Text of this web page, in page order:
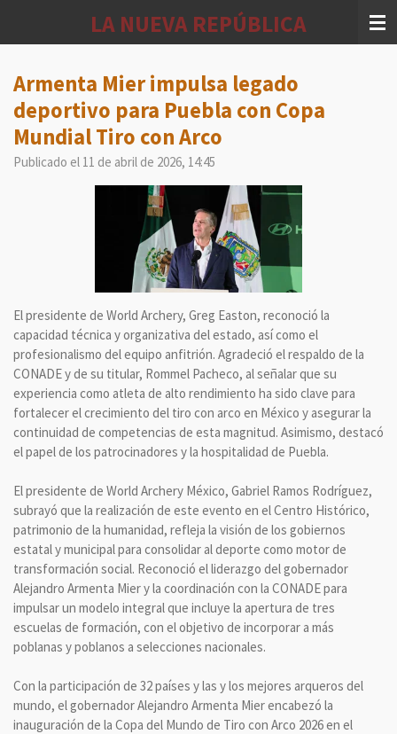
principal
LA NUEVA REPÚBLICA
Armenta Mier impulsa legado
deportivo para Puebla con Copa
Mundial Tiro con Arco
Publicado el 11 de abril de 2026, 14:45
El presidente de World Archery, Greg Easton, reconoció la
capacidad técnica y organizativa del estado, así como el
profesionalismo del equipo anfitrión. Agradeció el respaldo de la
CONADE y de su titular, Rommel Pacheco, al señalar que su
experiencia como atleta de alto rendimiento ha sido clave para
fortalecer el crecimiento del tiro con arco en México y asegurar la
continuidad de competencias de esta magnitud. Asimismo, destacó
el papel de los patrocinadores y la hospitalidad de Puebla.
El presidente de World Archery México, Gabriel Ramos Rodríguez,
subrayó que la realización de este evento en el Centro Histórico,
patrimonio de la humanidad, refleja la visión de los gobiernos
estatal y municipal para consolidar al deporte como motor de
transformación social. Reconoció el liderazgo del gobernador
Alejandro Armenta Mier y la coordinación con la CONADE para
impulsar un modelo integral que incluye la apertura de tres
escuelas de formación, con el objetivo de incorporar a más
poblanas y poblanos a selecciones nacionales.
Con la participación de 32 países y las y los mejores arqueros del
mundo, el gobernador Alejandro Armenta Mier encabezó la
inauguración de la Copa del Mundo de Tiro con Arco 2026 en el